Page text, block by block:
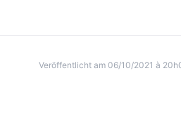
Veröffentlicht am 06/10/2021 à